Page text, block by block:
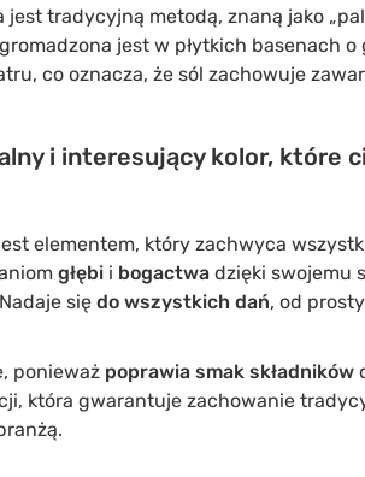
tradycyjną metodą, znaną jako
jest w płytkich basenach
co oznacza, że sól zachowuje
i interesujący kolor, które
elementem, który zachwyca
głębii bogactwadzięki swojemu
się do wszystkich dań, od
ponieważ poprawia smak składników
która gwarantuje zachowanie